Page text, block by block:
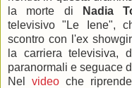
la morte di
Nadia
televisivo "Le Iene",
scontro con l'ex
la carriera televisiva,
paranormali e seguace
Nel videoche